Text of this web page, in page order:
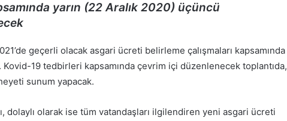
yarın (22 Aralık 2020) üçüncü
geçerli olacak asgari ücreti belirleme çalışmaları kapsamında
Kovid-19 tedbirleri kapsamında çevrim içi düzenlenecek toplantıda,
sunum yapacak.
dolaylı olarak ise tüm vatandaşları ilgilendiren yeni asgari ücreti